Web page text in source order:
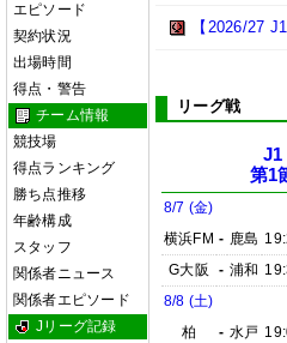
エピソード
契約状況
出場時間
得点・警告
チーム情報
競技場
得点ランキング
勝ち点推移
年齢構成
スタッフ
関係者ニュース
関係者エピソード
Jリーグ記録
【2026/27
リーグ戦
J1
第1
8/7 (金)
横浜FM - 鹿島
G大阪
- 浦和
8/8 (土)
柏
- 水戸